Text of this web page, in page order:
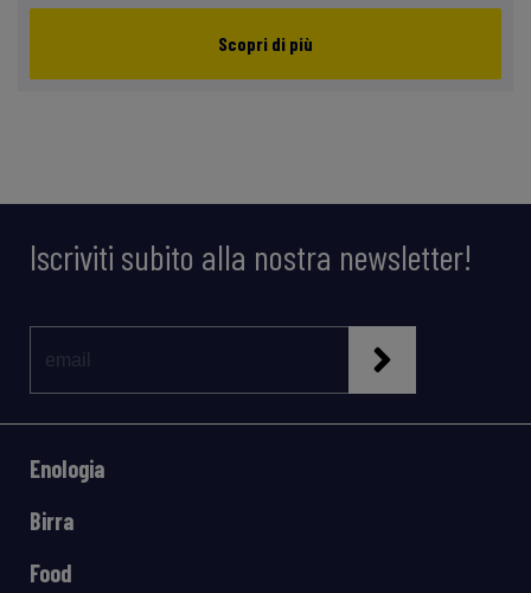
Scopri di più
Iscriviti subito alla nostra newsletter!
Enologia
Birra
Food